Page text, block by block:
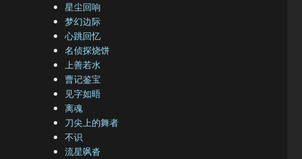
星尘回响
梦幻边际
心跳回忆
名侦探烧饼
上善若水
曹记鉴宝
见字如晤
离魂
刀尖上的舞者
不识
流星飒沓